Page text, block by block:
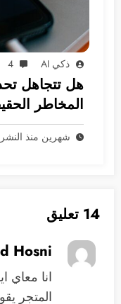
ذكي AI 4
هل تتجاهل
المخاطر
شهرين منذ النشر
14 تعليق
Hosni
المتجر